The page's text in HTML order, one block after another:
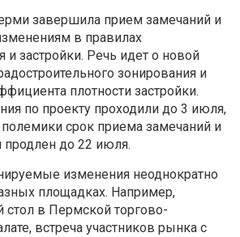
завершила прием замечаний и
в правилах
и застройки. Речь идет о новой
зонирования и
плотности застройки.
по проекту проходили до 3 июля,
полемики срок приема замечаний и
до 22 июля.
изменения неоднократно
площадках. Например,
стол в Пермской торгово-
встреча участников рынка с